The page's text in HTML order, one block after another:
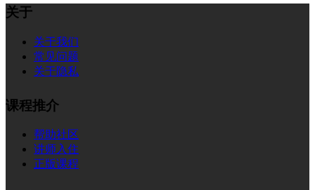
关于
关于我们
常见问题
关于隐私
课程推介
帮助社区
讲师入住
正版课程